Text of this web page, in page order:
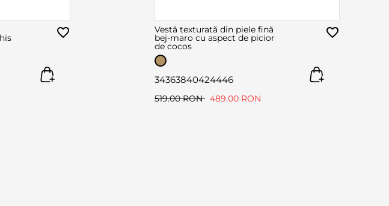
Vestă texturată din piele fină
bej-maro cu aspect de picior
de cocos
34363840424446
519.00 RON 489.00 RON